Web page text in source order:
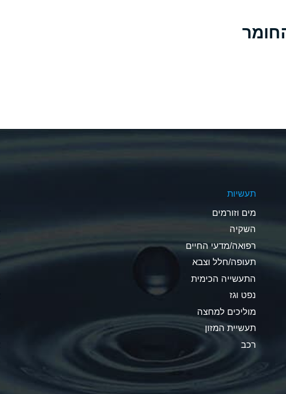
B
D
A
D
A
תעשיות
מים וזורמים
השקיה
רפואה/מדעי החיים
תעופה/חלל וצבא
התעשייה הכימית
נפט וגז
מוליכים למחצה
תעשיית המזון
רכב